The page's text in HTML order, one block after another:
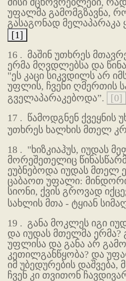
უფალმა გამომგზავნა,
გასაგონად მელაპარაკა
[1]
16 . მაშინ უთხრეს
ერმა მღვდლებსა და
"ეს კაცი სიკვდილს არ
უფლის, ჩვენი ღმერთის
გველაპარაკებოდა”.
[0]
17 . წამოდგნენ ქვეყნის
უთხრეს ხალხის მთელ
18 . "ხიზკიაჰუს, იუდას
მორეშეთელიც
ეუბნებოდა იუდას მთელ
ცაბაოთ უფალი:
სიონი, ქვის გროვად
სახლის მთა - ტყიან
19 . განა მოკლეს იგი
და იუდას მთელმა ერმა?
უფლისა და განა არ
კეთილგანწყობა? და
იმ უბედურების
ჩვენ კი თვითონ